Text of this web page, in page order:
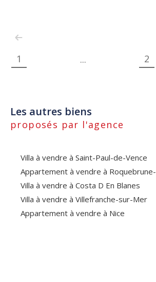
1 ... 2
Les autres biens
proposés par l'agence
Villa à vendre à Saint-Paul-de-Vence
Appartement à vendre à
Villa à vendre à Costa D En Blanes
Villa à vendre à Villefranche-sur-Mer
Appartement à vendre à Nice